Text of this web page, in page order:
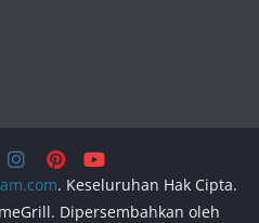
. Keseluruhan Hak Cipta.
Dipersembahkan oleh